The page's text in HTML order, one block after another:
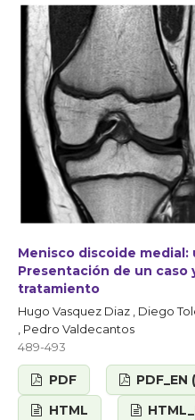
Menisco discoide
Presentación de un caso
tratamiento
Hugo Vasquez Diaz , Diego
, Pedro Valdecantos
489-493
PDF
PDF_EN
HTML